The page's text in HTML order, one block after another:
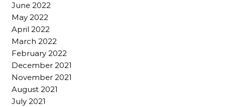
June 2022
May 2022
April 2022
March 2022
February 2022
December 2021
November 2021
August 2021
July 2021